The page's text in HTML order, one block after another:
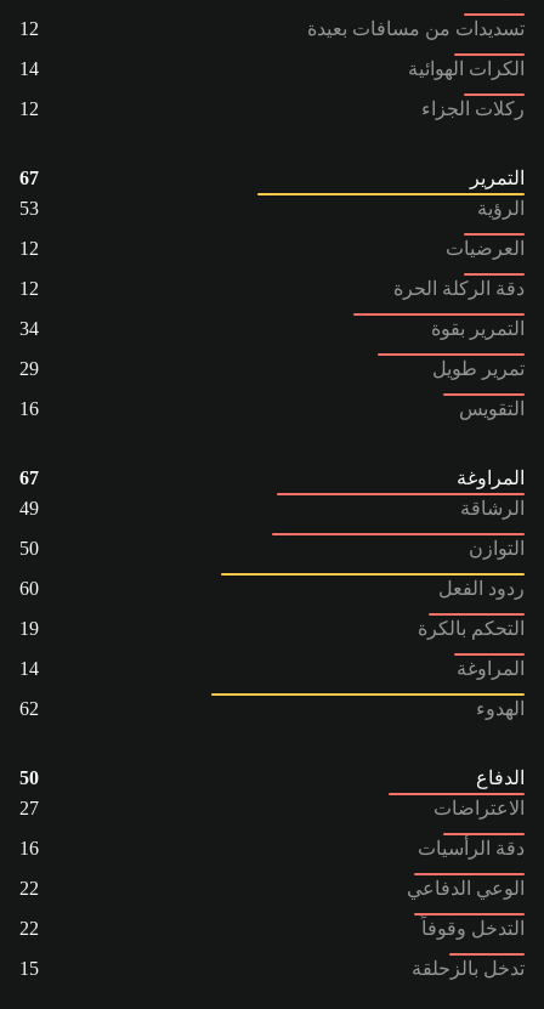
تسديدات من مسافات بعيدة
12
الكرات الهوائية
14
ركلات الجزاء
12
التمرير
67
الرؤية
53
العرضيات
12
دقة الركلة الحرة
12
التمرير بقوة
34
تمرير طويل
29
التقويس
16
المراوغة
67
الرشاقة
49
التوازن
50
ردود الفعل
60
التحكم بالكرة
19
المراوغة
14
الهدوء
62
الدفاع
50
الاعتراضات
27
دقة الرأسيات
16
الوعي الدفاعي
22
التدخل وقوفاً
22
تدخل بالزحلقة
15